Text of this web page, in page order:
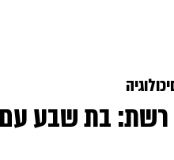
רשת: בת שבע